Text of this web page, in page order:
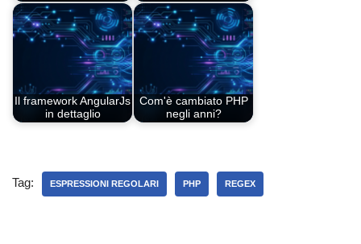
Il framework AngularJs
in dettaglio
Com'è cambiato PHP
negli anni?
Tag: ESPRESSIONI REGOLARI PHP REGEX